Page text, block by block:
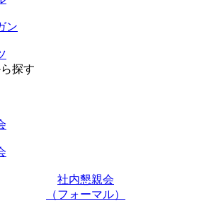
ン
探す
社内懇親会
（フォーマル）